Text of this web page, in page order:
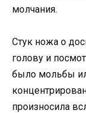
молчания.
Стук ножа о
голову и
было мольбы
произносила